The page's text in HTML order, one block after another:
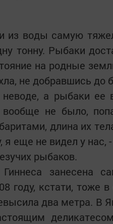
воды самую
тонну. Рыбаки
на родные
не добравшись до
а рыбаки
вообще не было,
длина их
я еще не видел у
рыбаков.
занесена
году, кстати, тоже
два метра. В